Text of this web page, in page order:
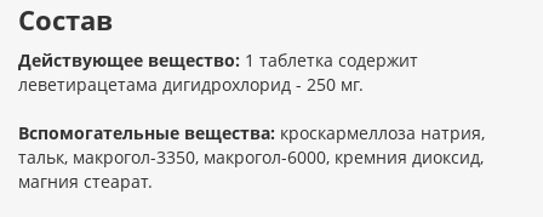
Состав
Действующее вещество: 1 таблетка содержит
леветирацетама дигидрохлорид - 250 мг.
Вспомогательные вещества: кроскармеллоза натрия,
тальк, макрогол-3350, макрогол-6000, кремния диоксид,
магния стеарат.